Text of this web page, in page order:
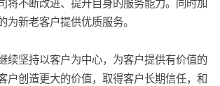
为新老客户提供优质服务。
续坚持以客户为中心，为客户提供有价值的
户创造更大的价值，取得客户长期信任，和